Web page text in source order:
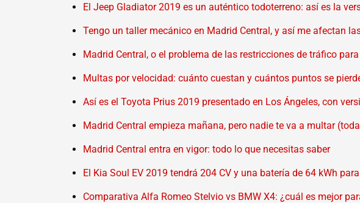
El Jeep Gladiator 2019 es un auténtico todoterreno: así es la
Tengo un taller mecánico en Madrid Central, y así me afectan
Madrid Central, o el problema de las restricciones de tráfico
Multas por velocidad: cuánto cuestan y cuántos puntos se
Así es el Toyota Prius 2019 presentado en Los Ángeles, con
Madrid Central empieza mañana, pero nadie te va a multar
Madrid Central entra en vigor: todo lo que necesitas saber
El Kia Soul EV 2019 tendrá 204 CV y una batería de 64 kWh
Comparativa Alfa Romeo Stelvio vs BMW X4: ¿cuál es mejor